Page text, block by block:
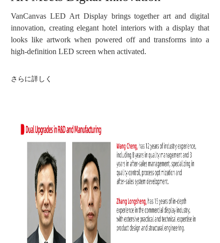
VanCanvas LED Art Display brings together art and digital
innovation, creating elegant hotel interiors with a display that
looks like artwork when powered off and transforms into a
high-definition LED screen when activated.
さらに詳しく